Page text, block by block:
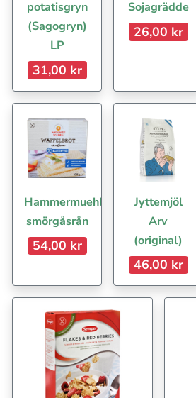
potatisgryn
(Sagogryn)
LP
31,00 kr
Sojagrädde
26,00 kr
Hammermuehle
smörgåsrån
54,00 kr
Jyttemjöl
Arv
(original)
46,00 kr